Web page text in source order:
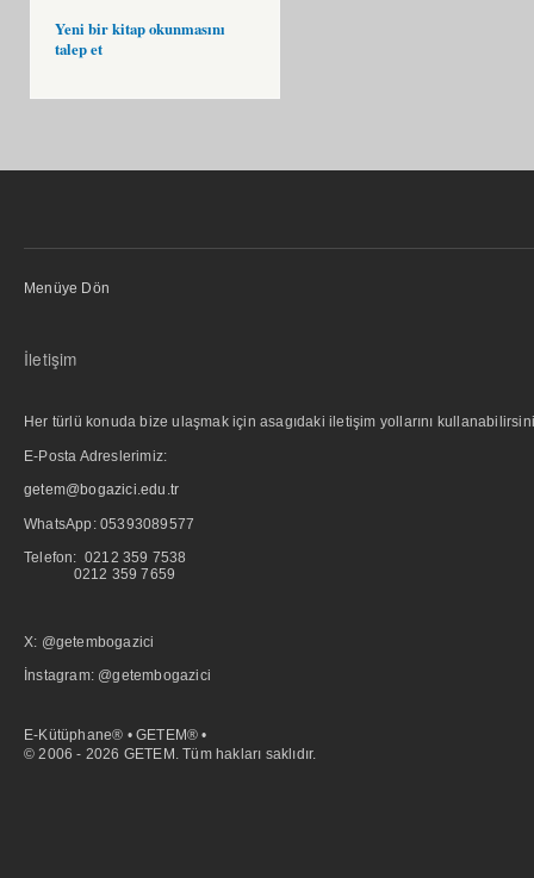
Yeni bir kitap okunmasını
talep et
Menüye Dön
İletişim
Her türlü konuda bize ulaşmak için asagıdaki iletişim yollarını
E-Posta Adreslerimiz:
getem@bogazici.edu.tr
WhatsApp: 05393089577
Telefon: 0212 359 7538
0212 359 7659
X: @getembogazici
İnstagram: @getembogazici
E-Kütüphane® • GETEM® •
© 2006 - 2026 GETEM. Tüm hakları saklıdır.